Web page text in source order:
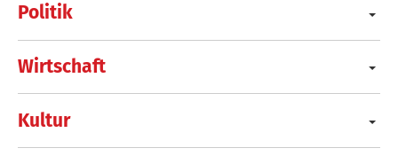
Politik
Wirtschaft
Kultur